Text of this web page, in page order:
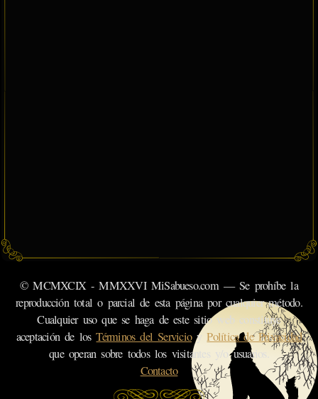
© MCMXCIX - MMXXVI MiSabueso.com — Se prohíbe la
reproducción total o parcial de esta página por cualquier método.
Cualquier uso que se haga de este sitio web constituye
aceptación de losTérminos del ServicioyPolítica de Privacidad
que operan sobre todos los visitantes y/o usuarios.
Contacto